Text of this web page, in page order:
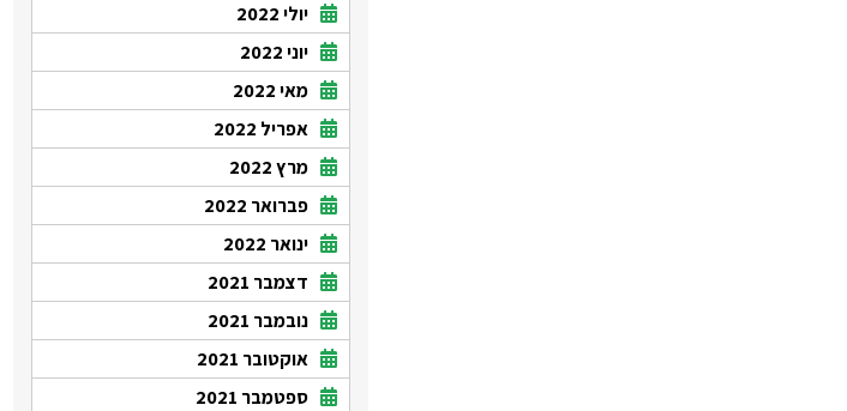
יולי 2022
יוני 2022
מאי 2022
אפריל 2022
מרץ 2022
פברואר 2022
ינואר 2022
דצמבר 2021
נובמבר 2021
אוקטובר 2021
ספטמבר 2021